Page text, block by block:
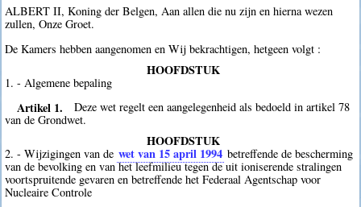
ALBERT II, Koning der Belgen, Aan allen die nu zijn en hierna wezen
zullen, Onze Groet.
De Kamers hebben aangenomen en Wij bekrachtigen, hetgeen volgt :
HOOFDSTUK
1. - Algemene bepaling
Artikel 1.
Deze wet regelt een aangelegenheid als bedoeld in artikel 78
van de Grondwet.
HOOFDSTUK
2. - Wijzigingen van de wet van 15 april 1994 betreffende de bescherming
van de bevolking en van het leefmilieu tegen de uit ioniserende stralingen
voortspruitende gevaren en betreffende het Federaal Agentschap voor
Nucleaire Controle